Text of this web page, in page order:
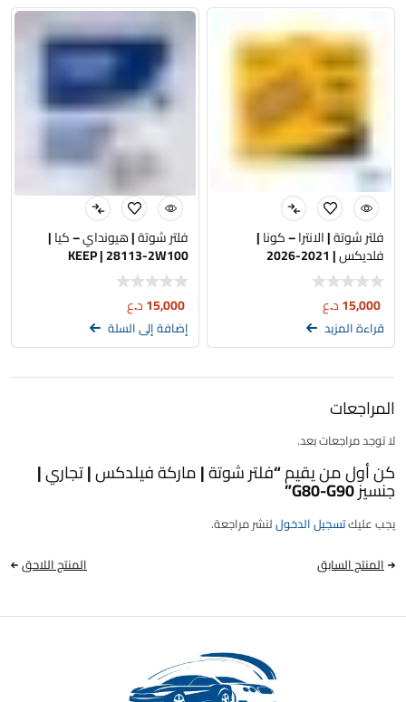
فلتر شوتة | الانترا – كونا |
فلديكس | 2021-2026
15,000د.ع
قراءة المزيد
فلتر شوتة | هيونداي – كيا |
KEEP | 28113-2W100
15,000د.ع
إضافة إلى السلة
المراجعات
لا توجد مراجعات بعد.
كن أول من يقيم “فلتر شوتة | ماركة فيلدكس | تجاري |
جنسيز G80-G90”
يجب عليكتسجيل الدخوللنشر مراجعة.
المنتج السابق
المنتج اللاحق